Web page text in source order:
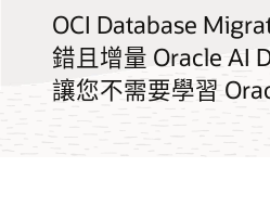
OCI Database
錯且增量 Oracle AI
讓您不需要學習